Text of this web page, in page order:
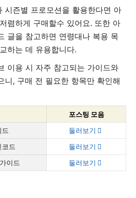
시즌별 프로모션을 활용한다면 아
렴하게 구매할수 있어요. 또한 아
글을 참고하면 연령대나 복용 목
하는 데 유용합니다.
이용 시 자주 참고되는 가이드와
니, 구매 전 필요한 항목만 확인해
포스팅 모음
둘러보기
드
둘러보기
이드
둘러보기